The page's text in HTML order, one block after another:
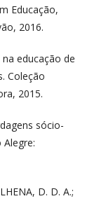
Educação,
2016.
na educação de
Coleção
2015.
sócio-
D. D. A.;